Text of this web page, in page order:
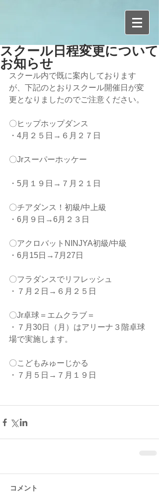
スクール日程変更について
お知らせ
スクール内で既に案内しております
が、下記のとおりスクール開催日が変
更となりましたのでご注意ください。
〇ヒップホップダンス
・4月２５日→６月２７日
〇Jrスーパーホッケー
・5月１９日→７月２１日
〇チアダンス！初級/中上級
・6月９日→6月２３日
〇アクロバットNINJYA初級/中級
・6月15日→7月27日
〇フラダンスでリフレッシュ
・７月２日→６月２５日
〇Jr卓球＝エムクラブ＝
・７月30日（月）はアリーナ３階卓球
場で実施します。
〇こどもみゅーじかる
・７月５日→７月１９日
コメント